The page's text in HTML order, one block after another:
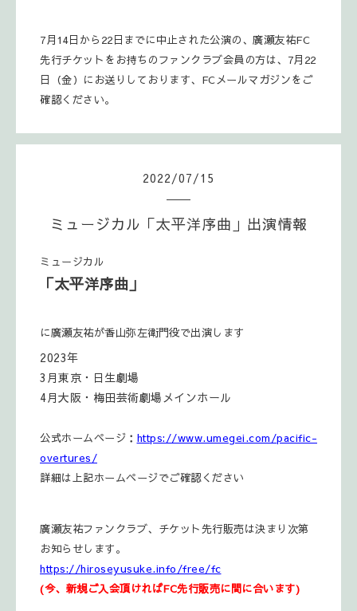
7月14日から22日までに中止された公演の、廣瀬友祐FC
先行チケットをお持ちのファンクラブ会員の方は、 7月22
日（金）にお送りしております、FCメールマガジンをご
確認ください。
2022/07/15
ミュージカル「太平洋序曲」出演情報
ミュージカル
「太平洋序曲」
に廣瀬友祐が香山弥左衛門役で出演します
2023年
3月東京・日生劇場
4月大阪・梅田芸術劇場メインホール
公式ホームページ： https://www.umegei.com/pacific-
overtures/
詳細は上記ホームページでご確認ください
廣瀬友祐ファンクラブ、チケット先行販売は決まり次第
お知らせします。
https://hiroseyusuke.info/free/fc
(今、新規ご入会頂ければFC先行販売に間に合います)